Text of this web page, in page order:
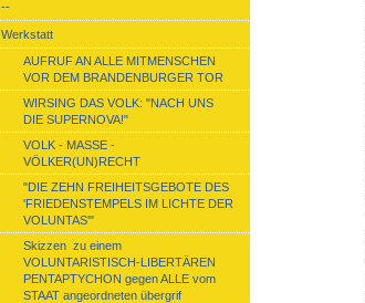
--
Werkstatt
AUFRUF AN ALLE MITMENSCHEN
VOR DEM BRANDENBURGER TOR
WIRSING DAS VOLK: "NACH UNS
DIE SUPERNOVA!"
VOLK - MASSE -
VÖLKER(UN)RECHT
"DIE ZEHN FREIHEITSGEBOTE DES
'FRIEDENSTEMPELS IM LICHTE DER
VOLUNTAS'"
Skizzen zu einem
VOLUNTARISTISCH-LIBERTÄREN
PENTAPTYCHON gegen ALLE vom
STAAT angeordneten übergrif